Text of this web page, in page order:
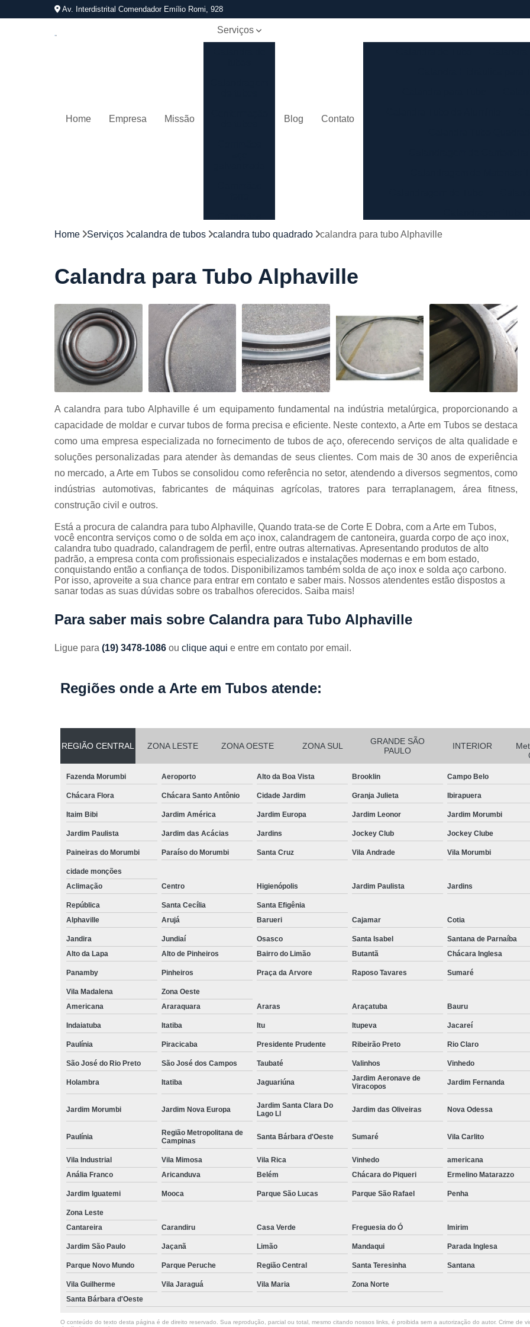
Av. Interdistrital Comendador Emílio Romi, 928
Home Empresa Missão
Serviços
Cortes a
Cortes de
chapa
Curvamento
de tubo
Dobra de
chapas
tubo
Empresas de
corte
Guarda
corpos
carbono
Guarda
corpos
galvanizados
Guarda
corpos inox
dobra
aço
Blog Contato
Calandragem Tubo em
Conformação em
Conformação para
Conformação Tubo de Metal
Corrimão Aço Tipo
Corrimão de
Corrimão de Aço Galvanizado
Corrimão em
Corrimão em Tubo de Aço
Corrimão Galvanizado com
Corrimão
Corrimão de Ferro
Corrimão Escada Interna Ferro
Corrimão Ferro de Escada
Corrimão Ferro para Escada
Corrimão com Ferro Tipo
Corrimão de Inox
Corrimão Escada
Corrimão Inox de Escada
Corrimão Inox para Escada
Corrimão Inox Quadrado
Corte a Laser Chapa Aço Inox
Corte a Laser em Chapa
Solda a Laser
Corte a Laser em Chapa de
Corte Chapa a Laser
Corte de Chapa a Laser
Corte
Curvamento de Tubos de Aço
Curvamento de Tubos
Corte e Dobra Chapa
Corte e
Dobra Chapa de Alumínio
Dobra de Chapa de
Dobra de Chapa de Ferro
Dobradeira de Chapa
Dobra de
Dobra Tubo Quadrado
Dobra
Empresa de Corte a Laser Chapa
Home Serviços calandra de tubos calandra tubo quadrado calandra para tubo Alphaville
Calandra para Tubo Alphaville
A calandra para tubo Alphaville é um equipamento fundamental na indústria metalúrgica, proporcionando a
capacidade de moldar e curvar tubos de forma precisa e eficiente. Neste contexto, a Arte em Tubos se destaca
como uma empresa especializada no fornecimento de tubos de aço, oferecendo serviços de alta qualidade e
soluções personalizadas para atender às demandas de seus clientes. Com mais de 30 anos de experiência
no mercado, a Arte em Tubos se consolidou como referência no setor, atendendo a diversos segmentos, como
indústrias automotivas, fabricantes de máquinas agrícolas, tratores para terraplanagem, área fitness,
construção civil e outros.
Está a procura de calandra para tubo Alphaville, Quando trata-se de Corte E Dobra, com a Arte em Tubos,
você encontra serviços como o de solda em aço inox, calandragem de cantoneira, guarda corpo de aço inox,
calandra tubo quadrado, calandragem de perfil, entre outras alternativas. Apresentando produtos de alto
padrão, a empresa conta com profissionais especializados e instalações modernas e em bom estado,
conquistando então a confiança de todos. Disponibilizamos também solda de aço inox e solda aço carbono.
Por isso, aproveite a sua chance para entrar em contato e saber mais. Nossos atendentes estão dispostos a
sanar todas as suas dúvidas sobre os trabalhos oferecidos. Saiba mais!
Para saber mais sobre Calandra para Tubo Alphaville
Ligue para (19) 3478-1086 ou clique aqui e entre em contato por email.
Regiões onde a Arte em Tubos atende:
REGIÃO CENTRAL ZONA LESTE ZONA OESTE ZONA SUL
GRANDE SÃO
PAULO
INTERIOR
Fazenda Morumbi Aeroporto Alto da Boa Vista Brooklin Campo Belo
Chácara Flora Chácara Santo Antônio Cidade Jardim Granja Julieta Ibirapuera
Itaim Bibi Jardim América Jardim Europa Jardim Leonor Jardim Morumbi
Jardim Paulista Jardim das Acácias Jardins Jockey Club Jockey Clube
Paineiras do Morumbi Paraíso do Morumbi Santa Cruz Vila Andrade Vila Morumbi
cidade monções
Aclimação
Centro Higienópolis Jardim Paulista Jardins
República Santa Cecília
Santa Efigênia
Alphaville
Arujá Barueri Cajamar Cotia
Jandira Jundiaí Osasco Santa Isabel Santana de Parnaíba
Alto da Lapa
Alto de Pinheiros Bairro do Limão Butantã Chácara Inglesa
Panamby Pinheiros Praça da Arvore Raposo Tavares Sumaré
Vila Madalena
Zona Oeste
Americana
Araraquara Araras Araçatuba Bauru
Indaiatuba Itatiba Itu Itupeva Jacareí
Paulínia Piracicaba Presidente Prudente Ribeirão Preto Rio Claro
São José do Rio Preto São José dos Campos Taubaté Valinhos Vinhedo
Holambra Itatiba Jaguariúna
Jardim Aeronave de
Viracopos
Jardim Fernanda
Jardim Morumbi Jardim Nova Europa
Jardim Santa Clara Do
Lago Ll
Jardim das Oliveiras Nova Odessa
Paulínia
Região Metropolitana de
Campinas
Santa Bárbara d'Oeste Sumaré Vila Carlito
Vila Industrial Vila Mimosa Vila Rica Vinhedo
americana
Anália Franco
Aricanduva Belém Chácara do Piqueri Ermelino Matarazzo
Jardim Iguatemi Mooca Parque São Lucas Parque São Rafael Penha
Zona Leste
Cantareira
Carandiru Casa Verde Freguesia do Ó Imirim
Jardim São Paulo Jaçanã Limão Mandaqui Parada Inglesa
Parque Novo Mundo Parque Peruche Região Central Santa Teresinha Santana
Vila Guilherme Vila Jaraguá Vila Maria
Zona Norte
Santa Bárbara d'Oeste
O conteúdo do texto desta página é de direito reservado. Sua reprodução, parcial ou total, mesmo citando nossos links, é proibida sem a autorização do autor. Crime de